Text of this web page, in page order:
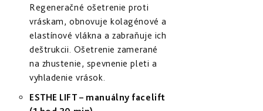
Regeneračné ošetrenie proti
vráskam, obnovuje kolagénové a
elastínové vlákna a zabraňuje ich
deštrukcii. Ošetrenie zamerané
na zhustenie, spevnenie pleti a
vyhladenie vrások.
ESTHE LIFT – manuálny facelift